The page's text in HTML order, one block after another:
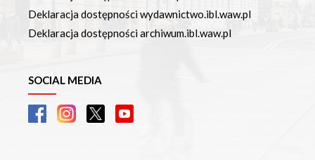
Deklaracja dostępności wydawnictwo.ibl.waw.pl
Deklaracja dostępności archiwum.ibl.waw.pl
SOCIAL MEDIA